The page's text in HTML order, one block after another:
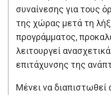
συναίνεσης για τους
της χώρας μετά τη
προγράμματος,
λειτουργεί
επιτάχυνσης της
Μένει να διαπιστωθεί